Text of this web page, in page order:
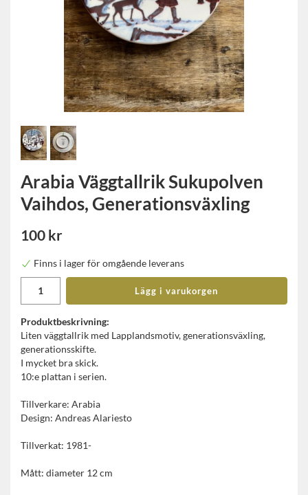
Arabia Väggtallrik Sukupolven
Vaihdos, Generationsväxling
100 kr
Finns i lager för omgående leverans
Lägg i varukorgen
Produktbeskrivning:
Liten väggtallrik med Lapplandsmotiv, generationsväxling,
generationsskifte.
I mycket bra skick.
10:e plattan i serien.
Tillverkare: Arabia
Design: Andreas Alariesto
Tillverkat: 1981-
Mått: diameter 12 cm